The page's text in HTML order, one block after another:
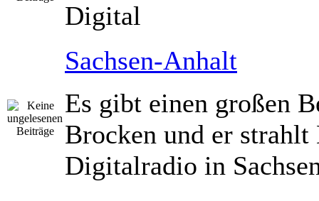
Digital
Sachsen-Anhalt
Es gibt einen großen
Brocken und er
Digitalradio in